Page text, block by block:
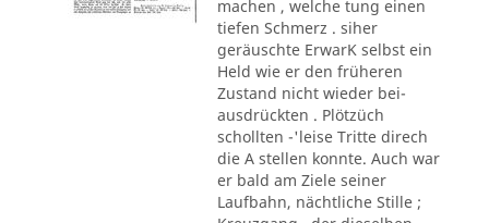
machen , welche tung einen
tiefen Schmerz . siher
geräuschte ErwarK selbst ein
Held wie er den früheren
Zustand nicht wieder bei-
ausdrückten . Plötzüch
schollten -'leise Tritte direch
die A stellen konnte. Auch war
er bald am Ziele seiner
Laufbahn, nächtliche Stille ;